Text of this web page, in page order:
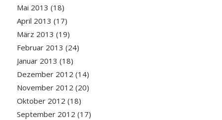
Mai 2013 (18)
April 2013 (17)
März 2013 (19)
Februar 2013 (24)
Januar 2013 (18)
Dezember 2012 (14)
November 2012 (20)
Oktober 2012 (18)
September 2012 (17)